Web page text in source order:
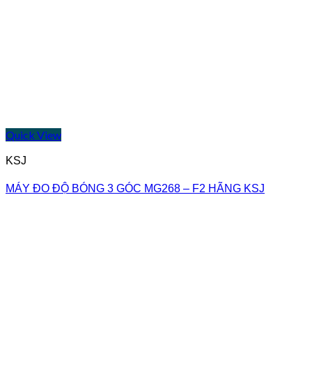
Quick View
KSJ
MÁY ĐO ĐỘ BÓNG 3 GÓC MG268 – F2 HÃNG KSJ